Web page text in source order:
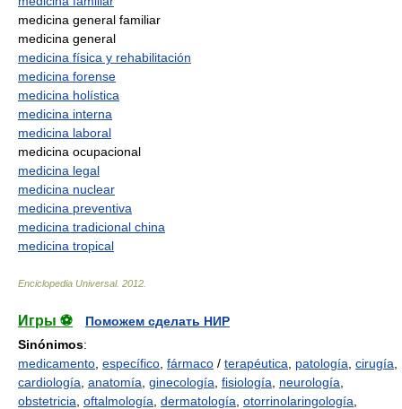
medicina general familiar
medicina general
medicina física y rehabilitación
medicina forense
medicina holística
medicina interna
medicina laboral
medicina ocupacional
medicina legal
medicina nuclear
medicina preventiva
medicina tradicional china
medicina tropical
Enciclopedia Universal. 2012
Игры ⚽
Поможем сделать НИР
Sinónimos:
medicamento específico fármaco / terapéutica patología cirugía
cardiología anatomía ginecología fisiología neurología
obstetricia oftalmología dermatología otorrinolaringología